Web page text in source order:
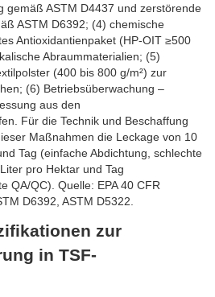
gemäß ASTM D4437 und zerstörende
ASTM D6392; (4) chemische
Antioxidantienpaket (HP-OIT ≥500
Abraummaterialien; (5)
(400 bis 800 g/m²) zur
(6) Betriebsüberwachung –
aus den
Für die Technik und Beschaffung
Maßnahmen die Leckage von 10
Tag (einfache Abdichtung, schlechte
pro Hektar und Tag
QA/QC). Quelle: EPA 40 CFR
D6392, ASTM D5322.
zur
in TSF-